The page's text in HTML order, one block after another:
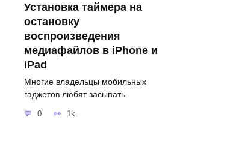
Установка таймера на
остановку
воспроизведения
медиафайлов в iPhone и
iPad
Многие владельцы мобильных
гаджетов любят засыпать
0 1k.